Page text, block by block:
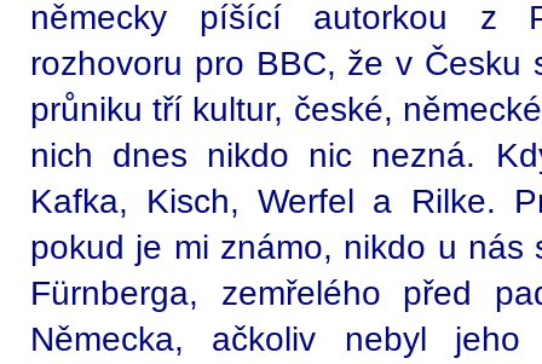
německy píšící autorkou z
rozhovoru pro BBC, že v Česku
průniku tří kultur, české,
nich dnes nikdo nic nezná.
Kafka, Kisch, Werfel a Rilke.
pokud je mi známo, nikdo u nás
Fürnberga, zemřelého před
Německa, ačkoliv nebyl